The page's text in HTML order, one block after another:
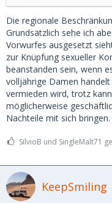
Die regionale
Grundsätzlich sehe ich
Vorwurfes ausgesetzt
zur Knüpfung sexueller
beanstanden sein, wenn
volljährige Damen
vermieden wird, trotz
möglicherweise
Nachteile mit sich bringen.
SilvioB und SingleMalt71
KeepSmiling